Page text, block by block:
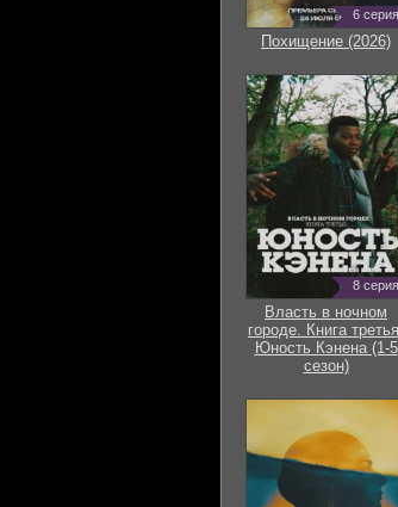
6 серия
Похищение (2026)
8 серия
Власть в ночном
городе. Книга
Юность Кэнена (1-5
сезон)